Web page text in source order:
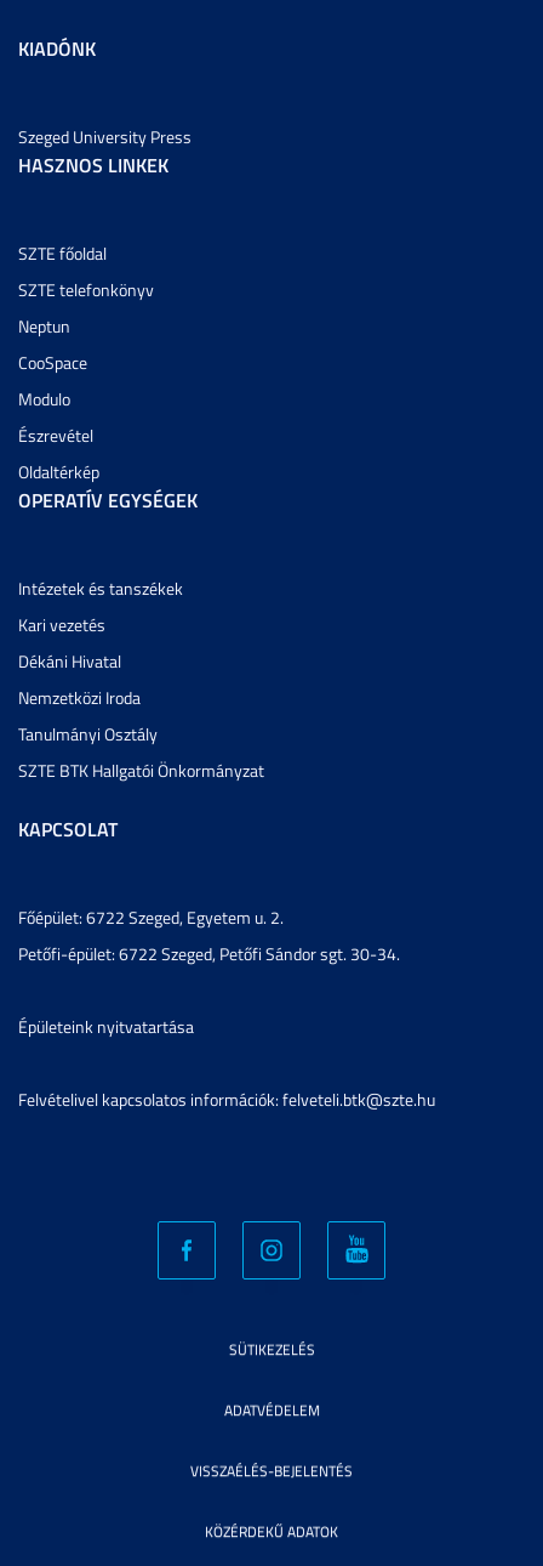
KIADÓNK
Szeged University Press
HASZNOS LINKEK
SZTE főoldal
SZTE telefonkönyv
Neptun
CooSpace
Modulo
Észrevétel
Oldaltérkép
OPERATÍV EGYSÉGEK
Intézetek és tanszékek
Kari vezetés
Dékáni Hivatal
Nemzetközi Iroda
Tanulmányi Osztály
SZTE BTK Hallgatói Önkormányzat
KAPCSOLAT
Főépület: 6722 Szeged, Egyetem u. 2.
Petőfi-épület: 6722 Szeged, Petőfi Sándor sgt. 30-34.
Épületeink nyitvatartása
Felvételivel kapcsolatos információk: felveteli.btk@szte.hu
SÜTIKEZELÉS
ADATVÉDELEM
VISSZAÉLÉS-BEJELENTÉS
KÖZÉRDEKŰ ADATOK